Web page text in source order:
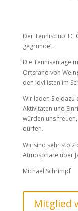
Der Tennisclub TC
gegründet.
Die Tennisanlage
Ortsrand von
den idyllisten im
Wir laden Sie dazu
Aktivitäten und
würden uns
dürfen.
Wir sind sehr stolz
Atmosphäre über
Michael Schrimpf
Mitglied